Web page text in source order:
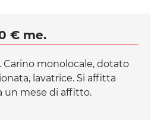
€ me.
monolocale, dotato
lavatrice. Si affitta
un mese di affitto.